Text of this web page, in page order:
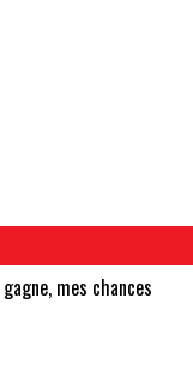
mes chances